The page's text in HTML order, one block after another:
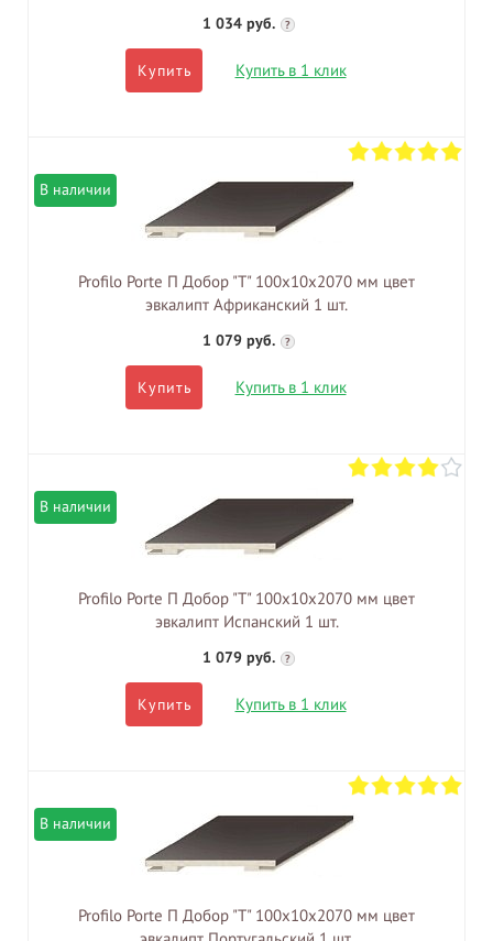
1 034 руб. ?
Купить Купить в 1 клик
В наличии
Profilo Porte П Добор "Т" 100х10х2070 мм цвет
эвкалипт Африканский 1 шт.
1 079 руб. ?
Купить Купить в 1 клик
В наличии
Profilo Porte П Добор "Т" 100х10х2070 мм цвет
эвкалипт Испанский 1 шт.
1 079 руб. ?
Купить Купить в 1 клик
В наличии
Profilo Porte П Добор "Т" 100х10х2070 мм цвет